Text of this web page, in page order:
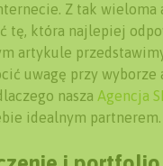
Z tak wieloma
tę, która najlepiej
artykule
uwagę przy wyborze
nasza Agencja
idealnym partnerem.